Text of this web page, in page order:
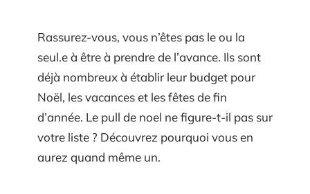
Rassurez-vous, vous n’êtes pas le ou la
seul.e à être à prendre de l’avance. Ils sont
déjà nombreux à établir leur budget pour
Noël, les vacances et les fêtes de fin
d’année. Le pull de noel ne figure-t-il pas sur
votre liste ? Découvrez pourquoi vous en
aurez quand même un.